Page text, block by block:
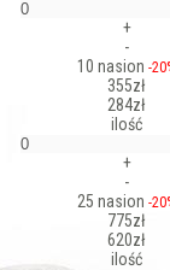
+
-
10 nasion -
355zł
284zł
ilość
+
-
25 nasion -
775zł
620zł
ilość